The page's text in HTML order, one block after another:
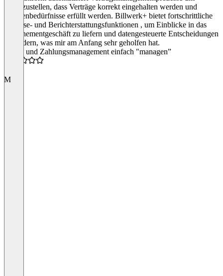
sicherzustellen, dass Verträge korrekt eingehalten werden und
Kundenbedürfnisse erfüllt werden. Billwerk+ bietet fortschrittliche
Analyse- und Berichterstattungsfunktionen , um Einblicke in das
Abonnementgeschäft zu liefern und datengesteuerte Entscheidungen
zu fördern, was mir am Anfang sehr geholfen hat.
“Abo- und Zahlungsmanagement einfach "managen”
M